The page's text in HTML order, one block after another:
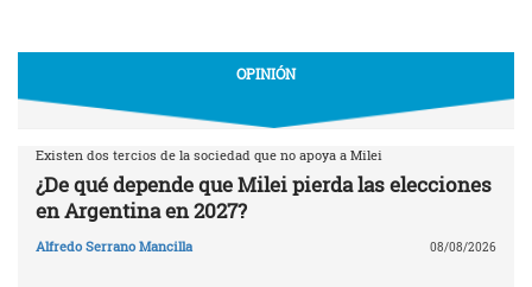
OPINIÓN
Existen dos tercios de la sociedad que no apoya a Milei
¿De qué depende que Milei pierda las elecciones
en Argentina en 2027?
Alfredo Serrano Mancilla 08/08/2026